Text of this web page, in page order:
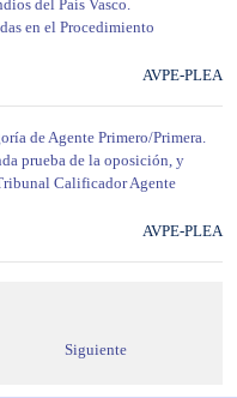
del País Vasco.
en el Procedimiento
AVPE-PLEA
de Agente Primero/Primera.
prueba de la oposición, y
Calificador Agente
AVPE-PLEA
Siguiente